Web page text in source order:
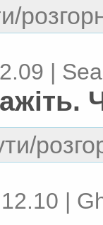
|
|